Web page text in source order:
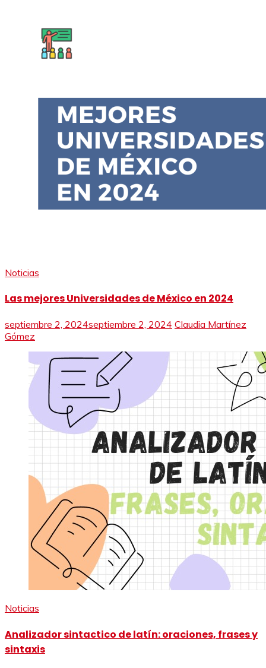
Noticias
Las mejores Universidades de México en 2024
septiembre 2, 2024septiembre 2, 2024 Claudia Martínez
Gómez
Noticias
Analizador sintactico de latín: oraciones, frases y
sintaxis